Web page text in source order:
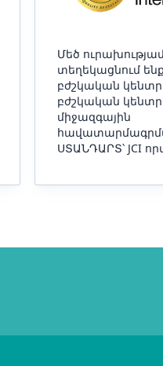
Մեծ
տեղեկացնում
բժշկական
բժշկական
միջազգային
ՍՏԱՆԴԱՐՏ՝ JCI